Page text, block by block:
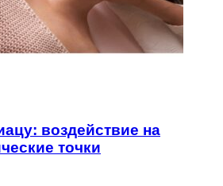
воздействие на
точки